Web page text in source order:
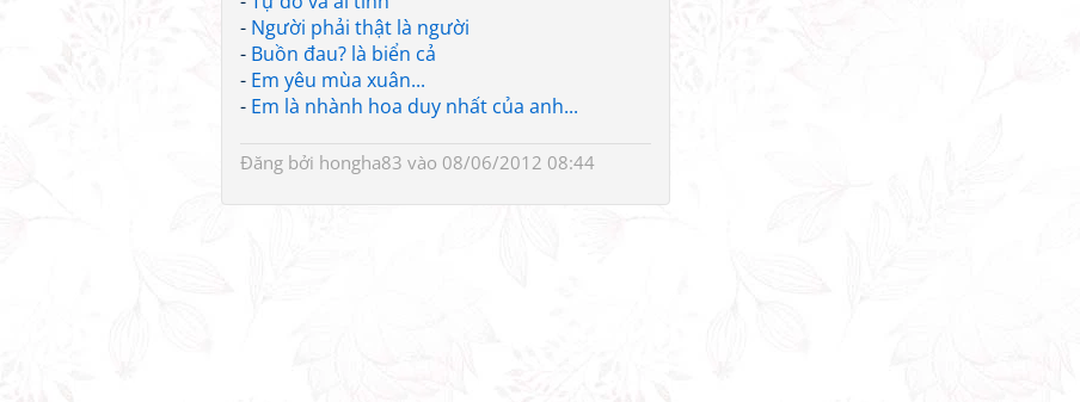
- Người phải thật là người
- Buồn đau? là biển cả
- Em yêu mùa xuân...
- Em là nhành hoa duy nhất của anh...
Đăng bởi hongha83 vào 08/06/2012 08:44